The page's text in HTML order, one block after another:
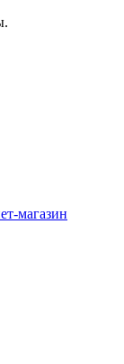
магазин